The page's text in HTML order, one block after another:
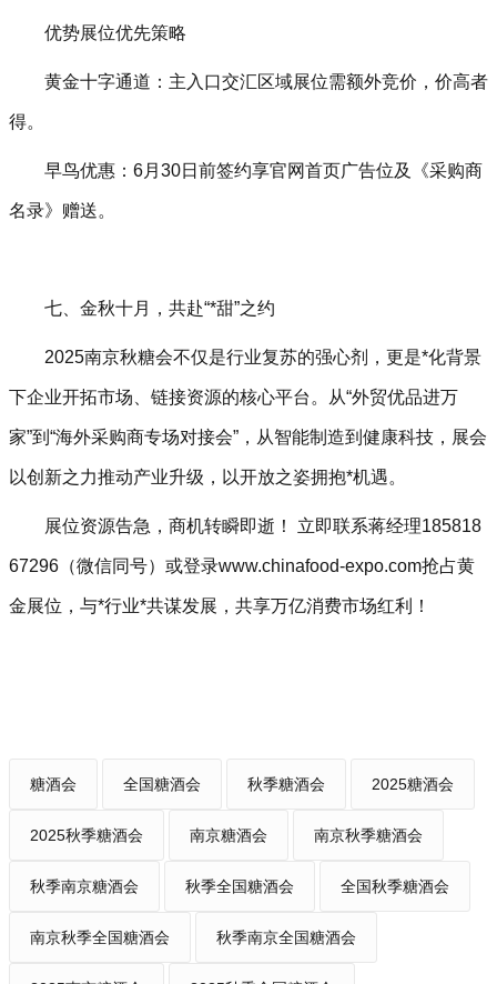
优势展位优先策略‌
黄金十字通道‌：主入口交汇区域展位需额外竞价，价高者
得。
早鸟优惠‌：6月30日前签约享官网首页广告位及《采购商
名录》赠送。
七、金秋十月，共赴“*甜”之约‌
2025南京秋糖会不仅是行业复苏的强心剂，更是*化背景
下企业开拓市场、链接资源的核心平台。从“外贸优品进万
家”到“海外采购商专场对接会”，从智能制造到健康科技，展会
以创新之力推动产业升级，以开放之姿拥抱*机遇。
展位资源告急，商机转瞬即逝！‌ 立即联系蒋经理185818
67296（微信同号）或登录www.chinafood-expo.com抢占黄
金展位，与*行业*共谋发展，共享万亿消费市场红利！
糖酒会 全国糖酒会 秋季糖酒会 2025糖酒会
2025秋季糖酒会 南京糖酒会 南京秋季糖酒会
秋季南京糖酒会 秋季全国糖酒会 全国秋季糖酒会
南京秋季全国糖酒会 秋季南京全国糖酒会